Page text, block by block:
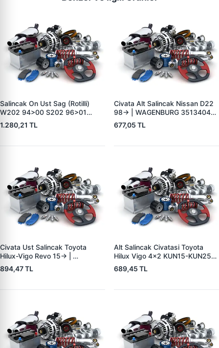
Salincak On Ust Sag (Rotilli)
W202 94>00 S202 96>01
C208 97>02 W210 95>00 S210
96>03 R170 96>00 |
MA2103308807 | OEM
1.280,21 TL
Civata Alt Salincak Nissan D22
98-> | WAGENBURG 35134048
| OEM 54419-B9500-54419-
VK80A
677,05 TL
Civata Ust Salincak Toyota
Hilux-Vigo Revo 15-> |
WAGENBURG 30234076 | OEM
90105-T0114-90948-T2007-
894,47 TL
Alt Salincak Civatasi Toyota
Hilux Vigo 4×2 KUN15-KUN25
06> | WAGENBURG 30234049 |
OEM 48190-0K010-48190-
689,45 TL